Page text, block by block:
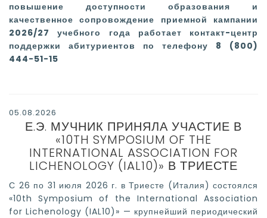
повышение доступности образования и
качественное сопровождение приемной кампании
2026/27 учебного года работает контакт-центр
поддержки абитуриентов по телефону 8 (800)
444-51-15
05.08.2026
Е.Э. МУЧНИК ПРИНЯЛА УЧАСТИЕ В
«10TH SYMPOSIUM OF THE
INTERNATIONAL ASSOCIATION FOR
LICHENOLOGY (IAL10)» В ТРИЕСТЕ
С 26 по 31 июля 2026 г. в Триесте (Италия) состоялся
«10th Symposium of the International Association
for Lichenology (IAL10)» — крупнейший периодический